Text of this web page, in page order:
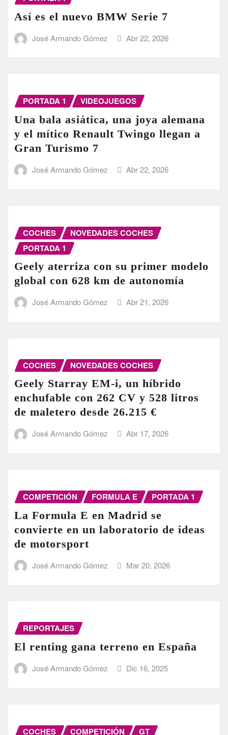
Así es el nuevo BMW Serie 7
José Armando Gómez Abr 22, 2026
PORTADA 1 VIDEOJUEGOS
Una bala asiática, una joya alemana
y el mítico Renault Twingo llegan a
Gran Turismo 7
José Armando Gómez Abr 22, 2026
COCHES
NOVEDADES COCHES
PORTADA 1
Geely aterriza con su primer modelo
global con 628 km de autonomía
José Armando Gómez Abr 21, 2026
COCHES NOVEDADES COCHES
Geely Starray EM-i, un híbrido
enchufable con 262 CV y 528 litros
de maletero desde 26.215 €
José Armando Gómez Abr 17, 2026
COMPETICIÓN FORMULA E PORTADA 1
La Formula E en Madrid se
convierte en un laboratorio de ideas
de motorsport
José Armando Gómez Mar 20, 2026
REPORTAJES
El renting gana terreno en España
José Armando Gómez Dic 16, 2025
COCHES COMPETICIÓN GT